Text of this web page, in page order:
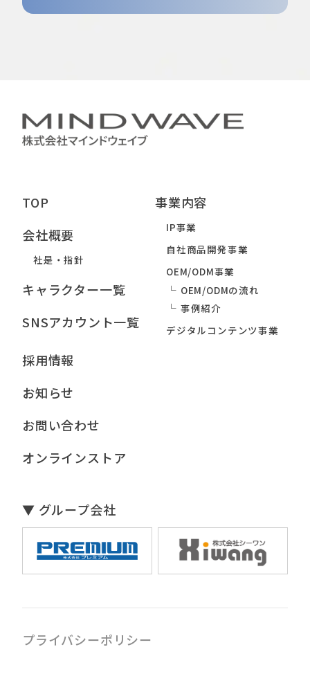
TOP
会社概要
社是・指針
キャラクター一覧
SNSアカウント一覧
事業内容
IP事業
自社商品開発事業
OEM/ODM事業
OEM/ODMの流れ
事例紹介
デジタルコンテンツ事業
採用情報
お知らせ
お問い合わせ
オンラインストア
▼ グループ会社
プライバシーポリシー